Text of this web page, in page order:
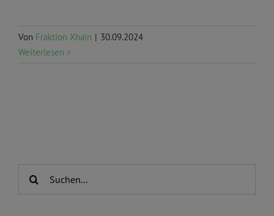
Von Fraktion Xhain | 30.09.2024
Weiterlesen
Suche